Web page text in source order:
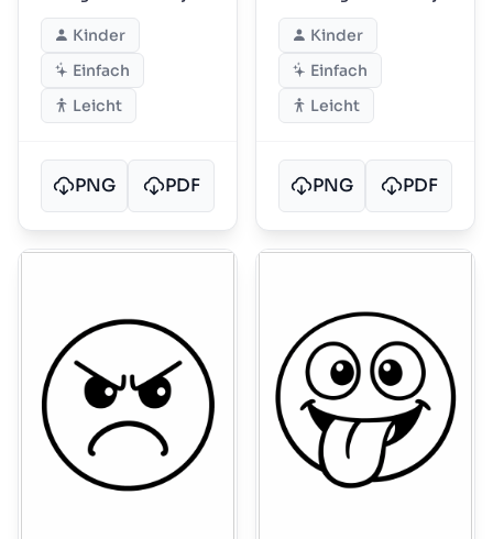
Kinder
Einfach
Leicht
PNG PDF
Kinder
Einfach
Leicht
PNG PDF